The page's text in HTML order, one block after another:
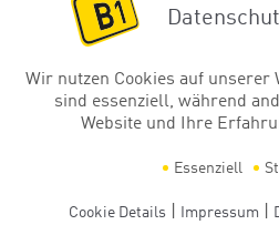
Wir nutzen Cookies auf unserer
sind essenziell, während
Website und Ihre
Essenziell
Cookie Details Impressum